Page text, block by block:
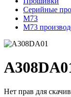
Серийные
М73
M73
Нет прав для